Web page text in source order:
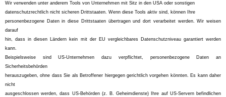
Wir verwenden unter anderem Tools von Unternehmen mit Sitz in den USA oder sonstigen
datenschutzrechtlich nicht sicheren Drittstaaten. Wenn diese Tools aktiv sind, können Ihre
personenbezogene Daten in diese Drittstaaten übertragen und dort verarbeitet werden. Wir weisen
darauf
hin, dass in diesen Ländern kein mit der EU vergleichbares Datenschutzniveau garantiert werden
kann.
Beispielsweise sind US-Unternehmen dazu verpflichtet, personenbezogene Daten an
Sicherheitsbehörden
herauszugeben, ohne dass Sie als Betroffener hiergegen gerichtlich vorgehen könnten. Es kann daher
nicht
ausgeschlossen werden, dass US-Behörden (z. B. Geheimdienste) Ihre auf US-Servern befindlichen